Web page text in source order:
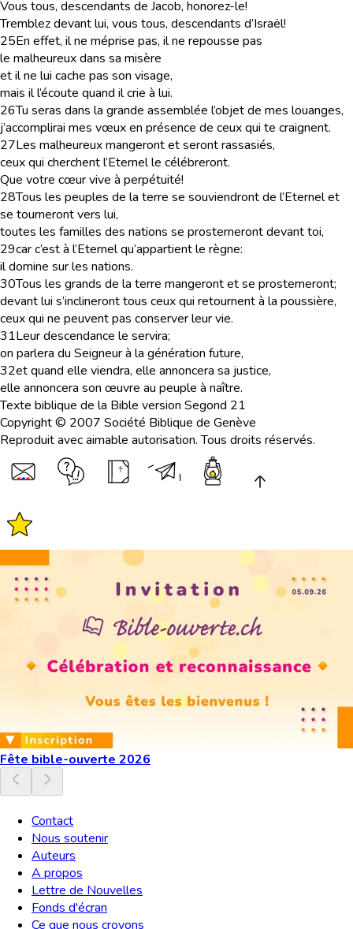
Vous tous, descendants de Jacob, honorez-le!
Tremblez devant lui, vous tous, descendants d’Israël!
25En effet, il ne méprise pas, il ne repousse pas
le malheureux dans sa misère
et il ne lui cache pas son visage,
mais il l’écoute quand il crie à lui.
26Tu seras dans la grande assemblée l’objet de mes louanges,
j’accomplirai mes vœux en présence de ceux qui te craignent.
27Les malheureux mangeront et seront rassasiés,
ceux qui cherchent l’Eternel le célébreront.
Que votre cœur vive à perpétuité!
28Tous les peuples de la terre se souviendront de l’Eternel et
se tourneront vers lui,
toutes les familles des nations se prosterneront devant toi,
29car c’est à l’Eternel qu’appartient le règne:
il domine sur les nations.
30Tous les grands de la terre mangeront et se prosterneront;
devant lui s’inclineront tous ceux qui retournent à la poussière,
ceux qui ne peuvent pas conserver leur vie.
31Leur descendance le servira;
on parlera du Seigneur à la génération future,
32et quand elle viendra, elle annoncera sa justice,
elle annoncera son œuvre au peuple à naître.
Texte biblique de la Bible version Segond 21
Copyright © 2007 Société Biblique de Genève
Reproduit avec aimable autorisation. Tous droits réservés.
Fête bible-ouverte 2026
Contact
Nous soutenir
Auteurs
A propos
Lettre de Nouvelles
Fonds d'écran
Ce que nous croyons